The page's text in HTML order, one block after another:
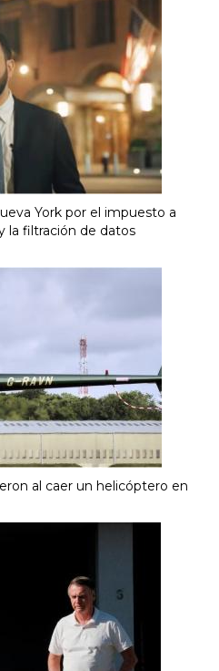
York por el impuesto a
la filtración de datos
al caer un helicóptero en